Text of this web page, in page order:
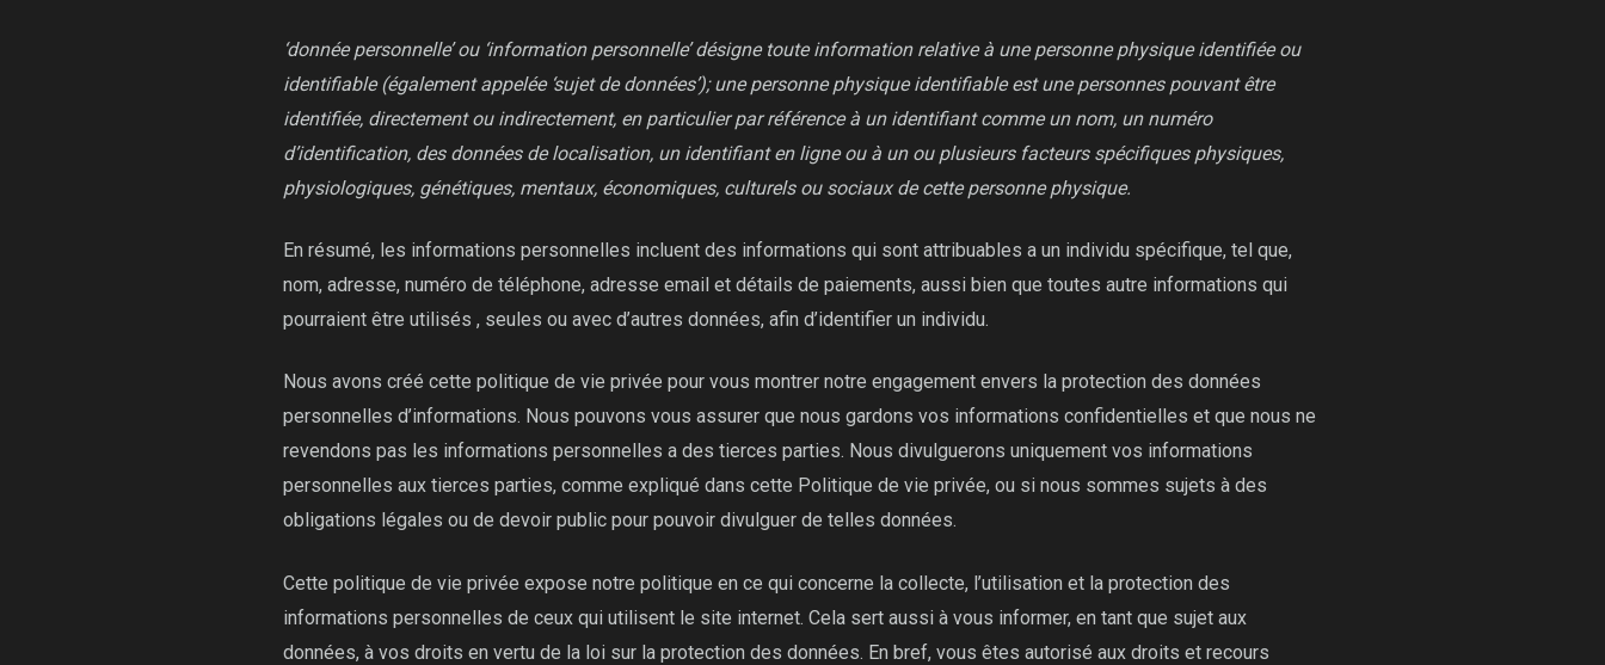
‘donnée personnelle’ ou ‘information personnelle’ désigne toute information relative à une personne physique identifiée ou
identifiable (également appelée ‘sujet de données’); une personne physique identifiable est une personnes pouvant être
identifiée, directement ou indirectement, en particulier par référence à un identifiant comme un nom, un numéro
d’identification, des données de localisation, un identifiant en ligne ou à un ou plusieurs facteurs spécifiques physiques,
physiologiques, génétiques, mentaux, économiques, culturels ou sociaux de cette personne physique.
En résumé, les informations personnelles incluent des informations qui sont attribuables a un individu spécifique, tel que,
nom, adresse, numéro de téléphone, adresse email et détails de paiements, aussi bien que toutes autre informations qui
pourraient être utilisés , seules ou avec d’autres données, afin d’identifier un individu.
Nous avons créé cette politique de vie privée pour vous montrer notre engagement envers la protection des données
personnelles d’informations. Nous pouvons vous assurer que nous gardons vos informations confidentielles et que nous ne
revendons pas les informations personnelles a des tierces parties. Nous divulguerons uniquement vos informations
personnelles aux tierces parties, comme expliqué dans cette Politique de vie privée, ou si nous sommes sujets à des
obligations légales ou de devoir public pour pouvoir divulguer de telles données.
Cette politique de vie privée expose notre politique en ce qui concerne la collecte, l’utilisation et la protection des
informations personnelles de ceux qui utilisent le site internet. Cela sert aussi à vous informer, en tant que sujet aux
données, à vos droits en vertu de la loi sur la protection des données. En bref, vous êtes autorisé aux droits et recours